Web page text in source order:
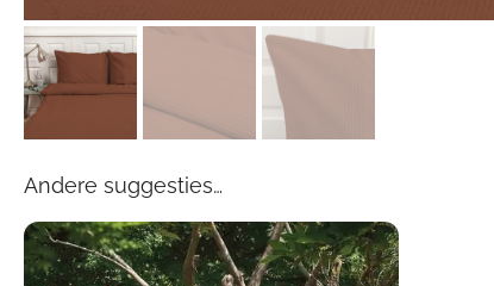
Andere suggesties…